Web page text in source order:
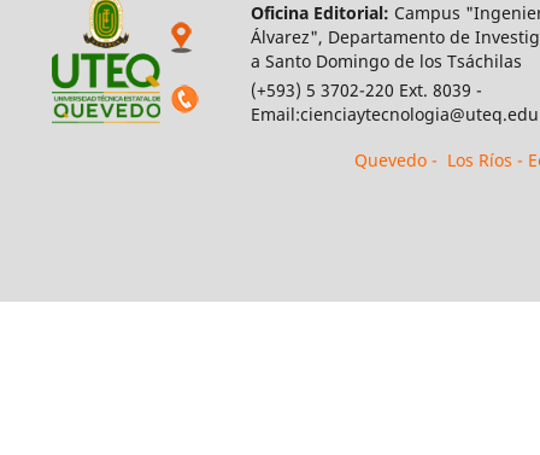
Oficina Editorial: Campus
Álvarez", Departamento de
a Santo Domingo de los Tsáchilas
(+593) 5 3702-220 Ext. 8039 -
Quevedo - Los Ríos -